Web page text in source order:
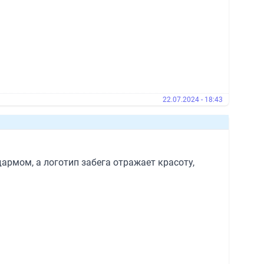
22.07.2024 - 18:43
а логотип забега отражает красоту,